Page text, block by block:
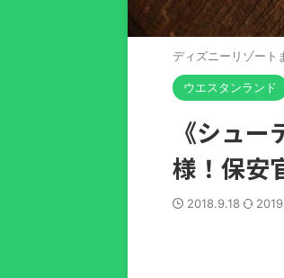
ディズニーリゾート
ウエスタンランド
《シュ
様！保安
2018.9.18